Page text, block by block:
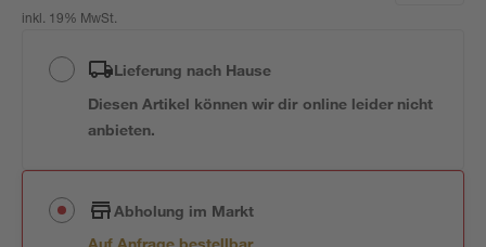
inkl. 19% MwSt.
Lieferung nach Hause
Diesen Artikel können wir dir online leider nicht
anbieten.
Abholung im Markt
Auf Anfrage bestellbar